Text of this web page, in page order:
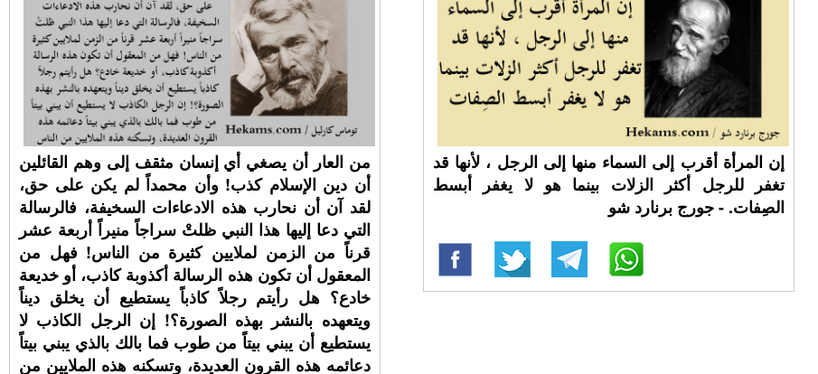
من العار أن يصغي أي إنسان مثقف إلى وهم القائلين
أن دين الإسلام كذب! وأن محمداً لم يكن على حق،
لقد آن أن نحارب هذه الادعاءات السخيفة، فالرسالة
التي دعا إليها هذا النبي ظلتْ سراجاً منيراً أربعة عشر
قرناً من الزمن لملايين كثيرة من الناس! فهل من
المعقول أن تكون هذه الرسالة أكذوبة كاذب، أو خديعة
خادع؟ هل رأيتم رجلاً كاذباً يستطيع أن يخلق ديناً
ويتعهده بالنشر بهذه الصورة؟! إن الرجل الكاذب لا
يستطيع أن يبني بيتاً من طوب فما بالك بالذي يبني بيتاً
دعائمه هذه القرون العديدة، وتسكنه هذه الملايين من
إن المرأة أقرب إلى السماء منها إلى الرجل ، لأنها قد
تغفر للرجل أكثر الزلات بينما هو لا يغفر أبسط
الصِفات. - جورج برنارد شو